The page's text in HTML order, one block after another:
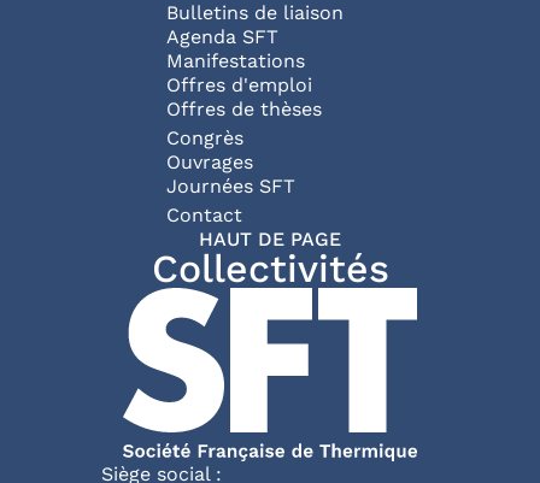
Bulletins de liaison
Agenda SFT
Manifestations
Offres d'emploi
Offres de thèses
Congrès
Ouvrages
Journées SFT
Pied de page
Contact
HAUT DE PAGE
Collectivités
Siège social :